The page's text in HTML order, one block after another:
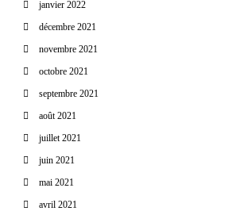
janvier 2022
décembre 2021
novembre 2021
octobre 2021
septembre 2021
août 2021
juillet 2021
juin 2021
mai 2021
avril 2021